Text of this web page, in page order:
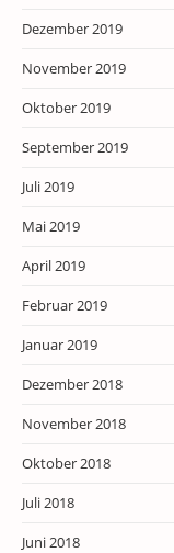
Dezember 2019
November 2019
Oktober 2019
September 2019
Juli 2019
Mai 2019
April 2019
Februar 2019
Januar 2019
Dezember 2018
November 2018
Oktober 2018
Juli 2018
Juni 2018